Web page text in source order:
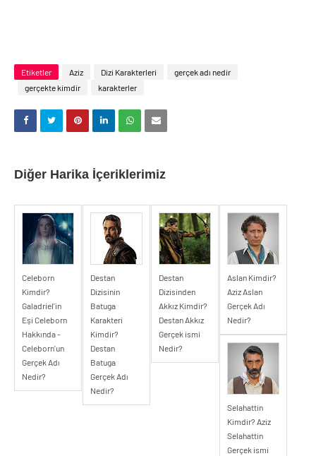
Etiketler Aziz Dizi Karakterleri
gerçek adı nedir
gerçekte kimdir
karakterler
Diğer Harika İçeriklerimiz
Celeborn
Kimdir?
Galadriel'in
Eşi Celeborn
Hakkında -
Celeborn'un
Gerçek Adı
Nedir?
Destan
Dizisinin
Batuga
Karakteri
Kimdir?
Destan
Batuga
Gerçek Adı
Nedir?
Destan
Dizisinden
Akkız Kimdir?
Destan Akkız
Gerçek ismi
Nedir?
Aslan Kimdir?
Aziz Aslan
Gerçek Adı
Nedir?
Selahattin
Kimdir? Aziz
Selahattin
Gerçek ismi